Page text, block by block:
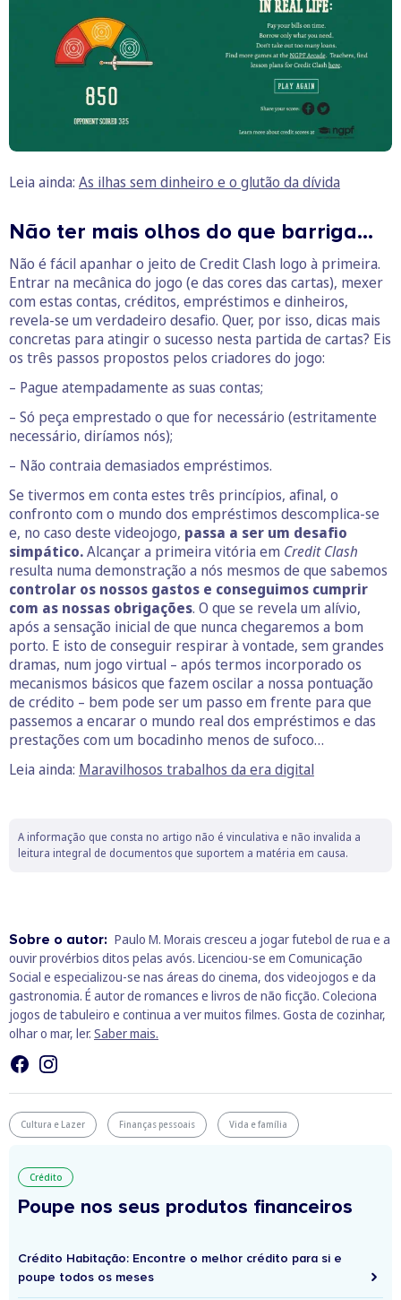
Leia ainda: As ilhas sem dinheiro e o glutão da dívida
Não ter mais olhos do que barriga…
Não é fácil apanhar o jeito de Credit Clash logo à primeira.
Entrar na mecânica do jogo (e das cores das cartas), mexer
com estas contas, créditos, empréstimos e dinheiros,
revela-se um verdadeiro desafio. Quer, por isso, dicas mais
concretas para atingir o sucesso nesta partida de cartas? Eis
os três passos propostos pelos criadores do jogo:
– Pague atempadamente as suas contas;
– Só peça emprestado o que for necessário (estritamente
necessário, diríamos nós);
– Não contraia demasiados empréstimos.
Se tivermos em conta estes três princípios, afinal, o
confronto com o mundo dos empréstimos descomplica-se
e, no caso deste videojogo, passa a ser um desafio
simpático.Alcançar a primeira vitória em Credit Clash
resulta numa demonstração a nós mesmos de que sabemos
controlar os nossos gastos e conseguimos cumprir
com as nossas obrigações. O que se revela um alívio,
após a sensação inicial de que nunca chegaremos a bom
porto. E isto de conseguir respirar à vontade, sem grandes
dramas, num jogo virtual – após termos incorporado os
mecanismos básicos que fazem oscilar a nossa pontuação
de crédito – bem pode ser um passo em frente para que
passemos a encarar o mundo real dos empréstimos e das
prestações com um bocadinho menos de sufoco…
Leia ainda: Maravilhosos trabalhos da era digital
A informação que consta no artigo não é vinculativa e não invalida a
leitura integral de documentos que suportem a matéria em causa.
Sobre o autor: Paulo M. Morais cresceu a jogar futebol de rua e a
ouvir provérbios ditos pelas avós. Licenciou-se em Comunicação
Social e especializou-se nas áreas do cinema, dos videojogos e da
gastronomia. É autor de romances e livros de não ficção. Coleciona
jogos de tabuleiro e continua a ver muitos filmes. Gosta de cozinhar,
olhar o mar, ler. Saber mais.
Cultura e Lazer Finanças pessoais Vida e família
Crédito
Poupe nos seus produtos financeiros
Crédito Habitação: Encontre o melhor crédito para si e
poupe todos os meses